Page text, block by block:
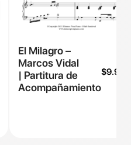
El Milagro –
Marcos Vidal
| Partitura de
Acompañamiento
$9.99